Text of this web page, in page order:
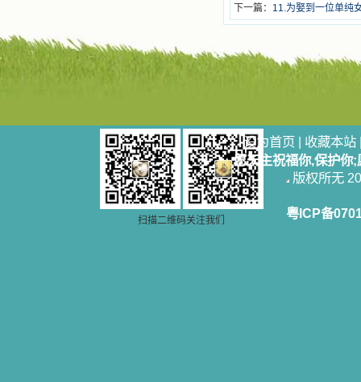
下一篇： 11.为娶到一位单纯
扫描二维码关注我们
设为首页 | 收藏本站
愿天主祝福你,保护你
版权所无
粤ICP备